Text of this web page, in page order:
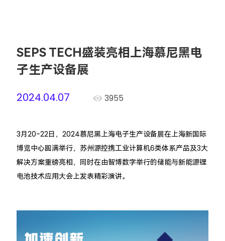
SEPS TECH盛装亮相上海慕尼黑电
子生产设备展
2024.04.07
3955
3月20-22日，2024慕尼黑上海电子生产设备展在上海新国际
博览中心圆满举行，苏州源控携工业计算机6类体系产品及3大
解决方案重磅亮相，同时在由智博数字举行的储能与新能源锂
电池技术应用大会上发表精彩演讲。